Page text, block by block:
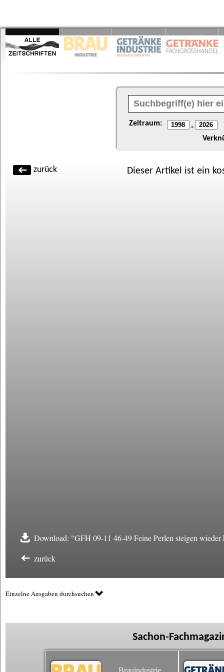
Zeitraum: -
zurück Dieser Artikel ist ein
Download: "GFH 09-11 46-49 Feine Perlen steigen wieder
zurück
Einzelne Ausgaben durchsuchen
Sachon-
Brauindustrie